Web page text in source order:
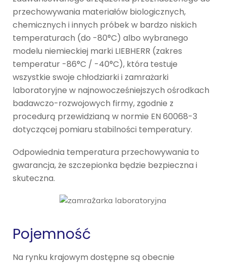
przechowywania materiałów biologicznych,
chemicznych i innych próbek w bardzo niskich
temperaturach (do -80°C) albo wybranego
modelu niemieckiej marki LIEBHERR (zakres
temperatur -86°C / -40°C), która testuje
wszystkie swoje chłodziarki i zamrażarki
laboratoryjne w najnowocześniejszych ośrodkach
badawczo-rozwojowych firmy, zgodnie z
procedurą przewidzianą w normie EN 60068-3
dotyczącej pomiaru stabilności temperatury.
Odpowiednia temperatura przechowywania to
gwarancja, że szczepionka będzie bezpieczna i
skuteczna.
Pojemność
Na rynku krajowym dostępne są obecnie